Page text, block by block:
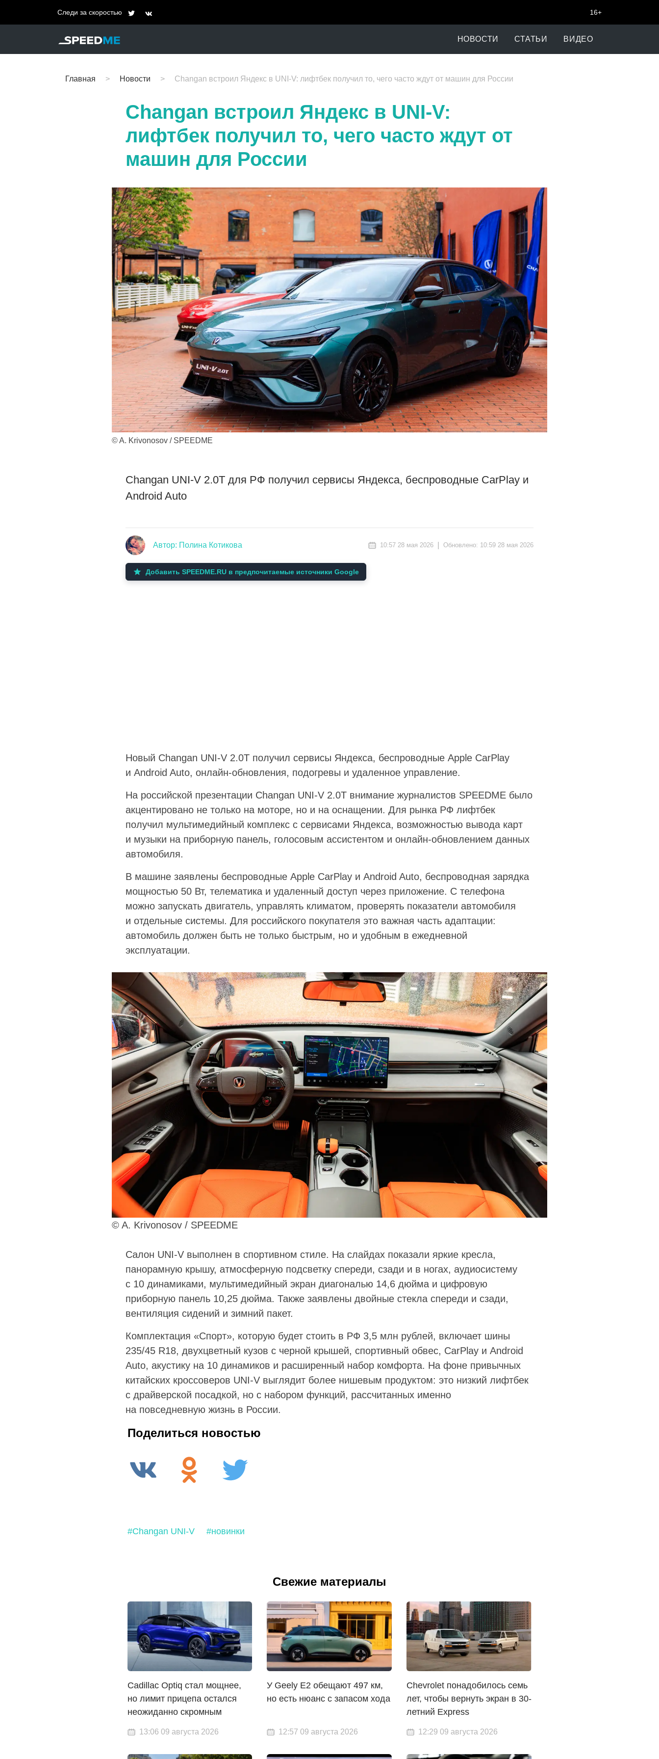
Следи за скоростью 16+
НОВОСТИ СТАТЬИ ВИДЕО
Главная Новости Changan встроил Яндекс в UNI-V: лифтбек получил то, чего часто ждут от машин для России
Changan встроил Яндекс в UNI-V:
лифтбек получил то, чего часто ждут от
машин для России
© A. Krivonosov / SPEEDME
Changan UNI-V 2.0T для РФ получил сервисы Яндекса, беспроводные CarPlay и
Android Auto
Автор: Полина Котикова 10:57 28 мая 2026 Обновлено: 10:59 28 мая 2026
Добавить SPEEDME.RU в предпочитаемые источники Google
Новый Changan UNI-V 2.0T получил сервисы Яндекса, беспроводные Apple CarPlay
и Android Auto, онлайн-обновления, подогревы и удаленное управление.
На российской презентации Changan UNI-V 2.0T внимание журналистов SPEEDME было
акцентировано не только на моторе, но и на оснащении. Для рынка РФ лифтбек
получил мультимедийный комплекс с сервисами Яндекса, возможностью вывода карт
и музыки на приборную панель, голосовым ассистентом и онлайн-обновлением данных
автомобиля.
В машине заявлены беспроводные Apple CarPlay и Android Auto, беспроводная зарядка
мощностью 50 Вт, телематика и удаленный доступ через приложение. С телефона
можно запускать двигатель, управлять климатом, проверять показатели автомобиля
и отдельные системы. Для российского покупателя это важная часть адаптации:
автомобиль должен быть не только быстрым, но и удобным в ежедневной
эксплуатации.
© A. Krivonosov / SPEEDME
Салон UNI-V выполнен в спортивном стиле. На слайдах показали яркие кресла,
панорамную крышу, атмосферную подсветку спереди, сзади и в ногах, аудиосистему
с 10 динамиками, мультимедийный экран диагональю 14,6 дюйма и цифровую
приборную панель 10,25 дюйма. Также заявлены двойные стекла спереди и сзади,
вентиляция сидений и зимний пакет.
Комплектация «Спорт», которую будет стоить в РФ 3,5 млн рублей, включает шины
235/45 R18, двухцветный кузов с черной крышей, спортивный обвес, CarPlay и Android
Auto, акустику на 10 динамиков и расширенный набор комфорта. На фоне привычных
китайских кроссоверов UNI-V выглядит более нишевым продуктом: это низкий лифтбек
с драйверской посадкой, но с набором функций, рассчитанных именно
на повседневную жизнь в России.
Поделиться новостью
#Changan UNI-V #новинки
Свежие материалы
Cadillac Optiq стал мощнее,
но лимит прицепа остался
неожиданно скромным
13:06 09 августа 2026
У Geely E2 обещают 497 км,
но есть нюанс с запасом хода
12:57 09 августа 2026
Chevrolet понадобилось семь
лет, чтобы вернуть экран в 30-
летний Express
12:29 09 августа 2026